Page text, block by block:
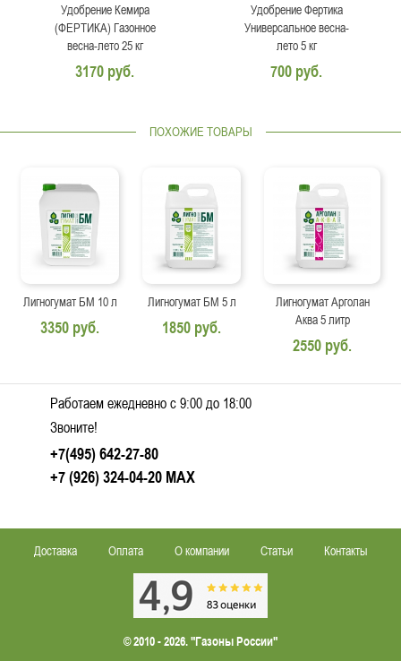
Удобрение Кемира
(ФЕРТИКА) Газонное
весна-лето 25 кг
3170 руб.
Удобрение Фертика
Универсальное весна-
лето 5 кг
700 руб.
ПОХОЖИЕ ТОВАРЫ
Лигногумат БМ 10 л
3350 руб.
Лигногумат БМ 5 л
1850 руб.
Лигногумат Арголан
Аква 5 литр
2550 руб.
Работаем ежедневно c 9:00 до 18:00
Звоните!
+7(495) 642-27-80
+7 (926) 324-04-20 MAX
Доставка Оплата О компании Статьи Контакты
© 2010 - 2026. "Газоны России"